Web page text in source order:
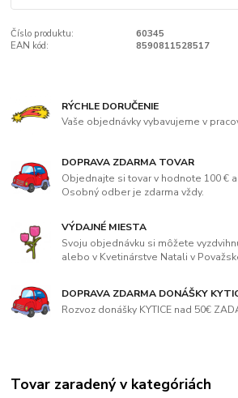
Číslo produktu:
60345
EAN kód:
8590811528517
RÝCHLE DORUČENIE
Vaše objednávky vybavujeme v
DOPRAVA ZDARMA TOVAR
Objednajte si tovar v hodnote 100 €
Osobný odber je zdarma vždy.
VÝDAJNÉ MIESTA
Svoju objednávku si môžete
alebo v Kvetinárstve Natali v
DOPRAVA ZDARMA DONÁŠKY
Rozvoz donášky KYTICE nad 50€
Tovar zaradený v kategóriách